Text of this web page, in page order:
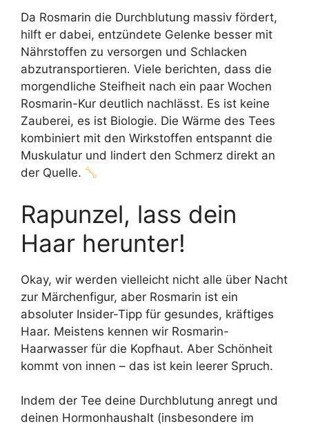
Da Rosmarin die Durchblutung massiv fördert,
hilft er dabei, entzündete Gelenke besser mit
Nährstoffen zu versorgen und Schlacken
abzutransportieren. Viele berichten, dass die
morgendliche Steifheit nach ein paar Wochen
Rosmarin-Kur deutlich nachlässt. Es ist keine
Zauberei, es ist Biologie. Die Wärme des Tees
kombiniert mit den Wirkstoffen entspannt die
Muskulatur und lindert den Schmerz direkt an
der Quelle.
Rapunzel, lass dein
Haar herunter!
Okay, wir werden vielleicht nicht alle über Nacht
zur Märchenfigur, aber Rosmarin ist ein
absoluter Insider-Tipp für gesundes, kräftiges
Haar. Meistens kennen wir Rosmarin-
Haarwasser für die Kopfhaut. Aber Schönheit
kommt von innen – das ist kein leerer Spruch.
Indem der Tee deine Durchblutung anregt und
deinen Hormonhaushalt (insbesondere im